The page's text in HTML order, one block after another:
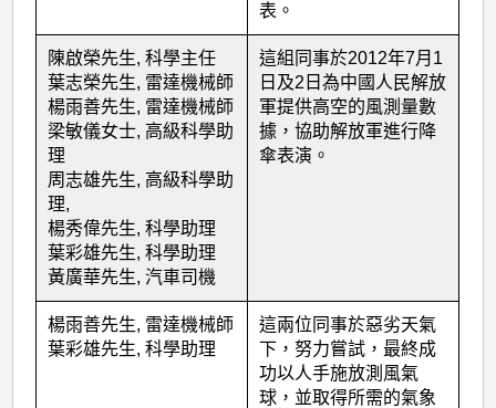
表。
陳啟榮先生, 科學主任
葉志榮先生, 雷達機械師
楊雨善先生, 雷達機械師
梁敏儀女士, 高級科學助
理
周志雄先生, 高級科學助
理,
楊秀偉先生, 科學助理
葉彩雄先生, 科學助理
黃廣華先生, 汽車司機
這組同事於2012年7月1
日及2日為中國人民解放
軍提供高空的風測量數
據，協助解放軍進行降
傘表演。
楊雨善先生, 雷達機械師
葉彩雄先生, 科學助理
這兩位同事於惡劣天氣
下，努力嘗試，最終成
功以人手施放測風氣
球，並取得所需的氣象